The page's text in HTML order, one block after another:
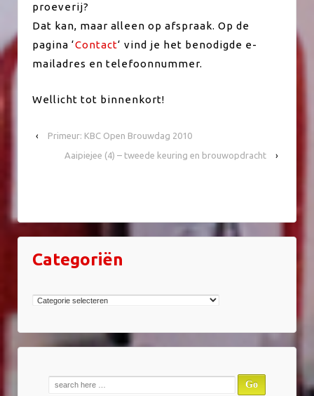
proeverij?
Dat kan, maar alleen op afspraak. Op de
pagina ‘Contact‘ vind je het benodigde e-
mailadres en telefoonnummer.
Wellicht tot binnenkort!
‹
Primeur: KBC Open Brouwdag 2010
Aaipiejee (4) – tweede keuring en brouwopdracht
›
Categoriën
Zoek
naar: